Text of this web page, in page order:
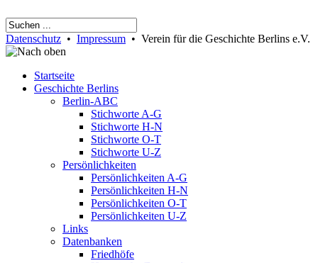
Datenschutz • Impressum • Verein für die Geschichte Berlins e.V.
Startseite
Geschichte Berlins
Berlin-ABC
Stichworte A-G
Stichworte H-N
Stichworte O-T
Stichworte U-Z
Persönlichkeiten
Persönlichkeiten A-G
Persönlichkeiten H-N
Persönlichkeiten O-T
Persönlichkeiten U-Z
Links
Datenbanken
Friedhöfe